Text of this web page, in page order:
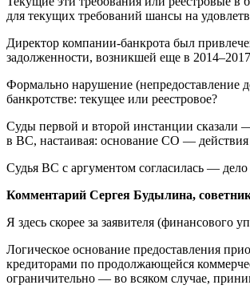
для текущих требований шансы на
Директор компании-банкрота был
задолженности, возникшей еще в
Формально нарушение (непредоставление
банкротстве: текущее или реестровое?
Суды первой и второй инстанции сказали
в ВС, настаивая: основание СО — действия
Судья ВС с аргументом согласилась —
Комментарий Сергея Будылина,
Я здесь скорее за заявителя (финансового
Логическое основание предоставления
кредиторами по продолжающейся
ограничительно — во всяком случае,